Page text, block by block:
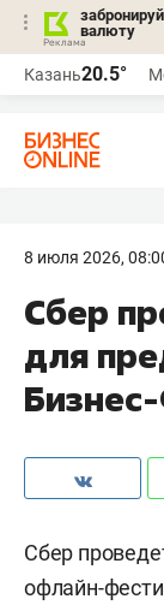
забронируй
валюту
Казань20.5°
8 июля 2026,
Сбер
для
Сбер
офлайн-